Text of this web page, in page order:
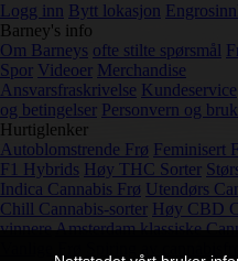
Logg inn Bytt lokasjon
Barney's info
Om Barneys ofte stilte spørsmål
Spor Videoer Merchandise
Ansvarsfraskrivelse Kundeservice
og betingelser Personvern og
Hurtiglenker
Autoblomstrende Frø Feminisert
F1 Hybrids Høy THC Sorter
Indica Cannabis Frø Utendørs
Chill Cannabis-sorter Høy CBD
vinnereAmsterdam klassiske